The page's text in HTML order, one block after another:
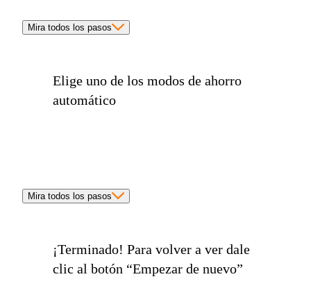
Mira todos los pasos
Elige uno de los modos de ahorro
automático
Mira todos los pasos
¡Terminado! Para volver a ver dale
clic al botón “Empezar de nuevo”